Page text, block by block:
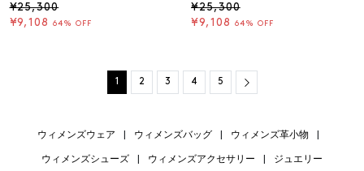
¥25,300
¥9,108
64% OFF
¥25,300
¥9,108
64% OFF
1 2 3 4 5 Next
ウィメンズウェア ウィメンズバッグ ウィメンズ革小物
ウィメンズシューズ ウィメンズアクセサリー ジュエリー